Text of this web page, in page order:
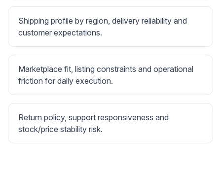
Shipping profile by region, delivery reliability and
customer expectations.
Marketplace fit, listing constraints and operational
friction for daily execution.
Return policy, support responsiveness and
stock/price stability risk.